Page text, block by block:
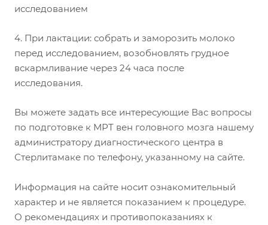
исследованием
4. При лактации: собрать и заморозить молоко
перед исследованием, возобновлять грудное
вскармливание через 24 часа после
исследования.
Вы можете задать все интересующие Вас вопросы
по подготовке к МРТ вен головного мозга нашему
администратору диагностического центра в
Стерлитамаке по телефону, указанному на сайте.
Информация на сайте носит ознакомительный
характер и не является показанием к процедуре.
О рекомендациях и противопоказаниях к